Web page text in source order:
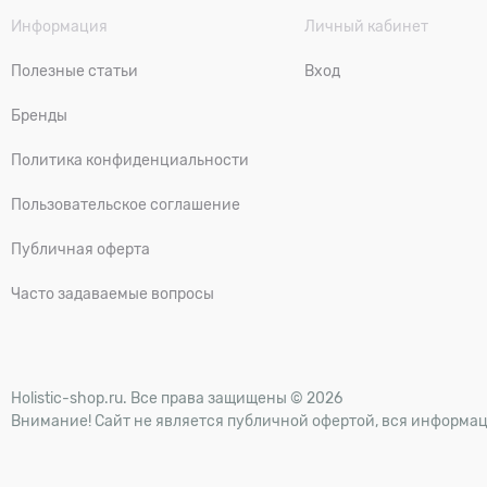
Информация
Полезные статьи
Бренды
Политика конфиденциальности
Пользовательское соглашение
Публичная оферта
Часто задаваемые вопросы
Личный кабинет
Вход
Holistic-shop.ru. Все права защищены © 2026
Внимание! Сайт не является публичной офертой, вся